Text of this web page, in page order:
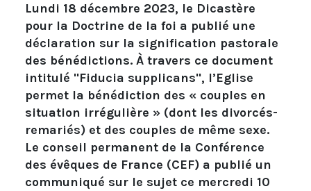
Lundi 18 décembre 2023, le Dicastère
pour la Doctrine de la foi a publié une
déclaration sur la signification pastorale
des bénédictions. À travers ce document
intitulé "Fiducia supplicans", l’Eglise
permet la bénédiction des « couples en
situation irrégulière » (dont les divorcés-
remariés) et des couples de même sexe.
Le conseil permanent de la Conférence
des évêques de France (CEF) a publié un
communiqué sur le sujet ce mercredi 10